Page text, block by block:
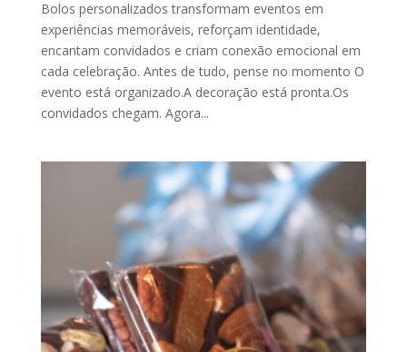
Bolos personalizados transformam eventos em
experiências memoráveis, reforçam identidade,
encantam convidados e criam conexão emocional em
cada celebração. Antes de tudo, pense no momento O
evento está organizado.A decoração está pronta.Os
convidados chegam. Agora...